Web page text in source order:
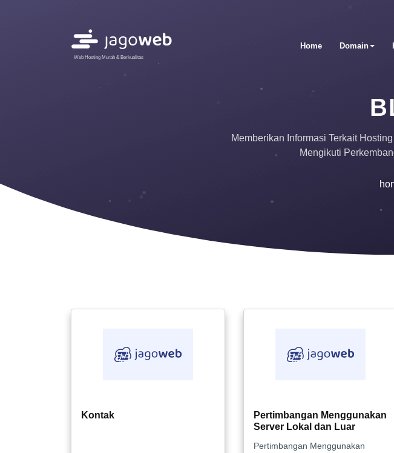
Web Hosting Murah & Berkualitas
Home Domain
Memberikan Informasi Terkait
Mengikuti
Kontak
Pertimbangan Menggunakan
Server Lokal dan Luar
Pertimbangan Menggunakan